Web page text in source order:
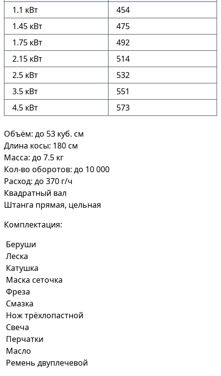
1.1 кВт
454
1.45 кВт
475
1.75 кВт
492
2.15 кВт
514
2.5 кВт
532
3.5 кВт
551
4.5 кВт
573
Объём: до 53 куб. см
Длина косы: 180 см
Масса: до 7.5 кг
Кол-во оборотов: до 10 000
Расход: до 370 г/ч
Квадратный вал
Штанга прямая, цельная
Комплектация:
Беруши
Леска
Катушка
Маска сеточка
Фреза
Смазка
Нож трёхлопастной
Свеча
Перчатки
Масло
Ремень двуплечевой